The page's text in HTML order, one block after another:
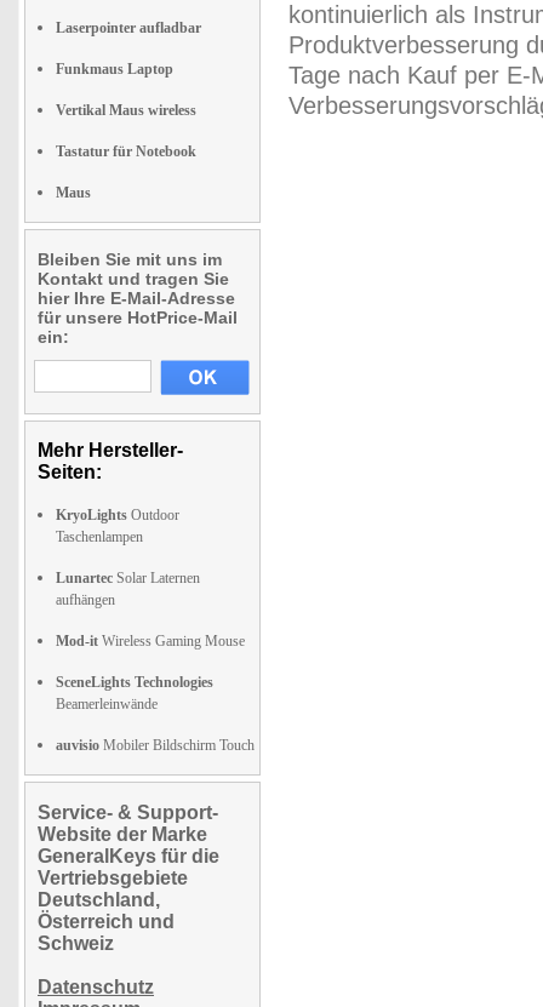
Laserpointer aufladbar
Funkmaus Laptop
Vertikal Maus wireless
Tastatur für Notebook
Maus
Bleiben Sie mit uns im
Kontakt und tragen Sie
hier Ihre E-Mail-Adresse
für unsere HotPrice-Mail
ein:
Mehr Hersteller-
Seiten:
KryoLights Outdoor
Taschenlampen
Lunartec Solar Laternen
aufhängen
Mod-it Wireless Gaming Mouse
SceneLights Technologies
Beamerleinwände
auvisio Mobiler Bildschirm Touch
Service- & Support-
Website der Marke
GeneralKeys für die
Vertriebsgebiete
Deutschland,
Österreich und
Schweiz
Datenschutz
kontinuierlich als
Produktverbesserung
Tage nach Kauf per E-